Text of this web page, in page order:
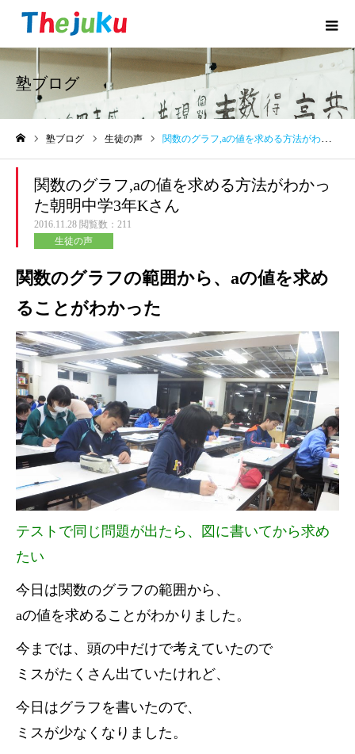
塾ブログ
塾ブログ 生徒の声 関数のグラフ,aの値を求める方法がわかった朝明中学3年Kさん
関数のグラフ,aの値を求める方法がわかっ
た朝明中学3年Kさん
2016.11.28 閲覧数：211
生徒の声
関数のグラフの範囲から、aの値を求め
ることがわかった
テストで同じ問題が出たら、図に書いてから求め
たい
今日は関数のグラフの範囲から、
aの値を求めることがわかりました。
今までは、頭の中だけで考えていたので
ミスがたくさん出ていたけれど、
今日はグラフを書いたので、
ミスが少なくなりました。